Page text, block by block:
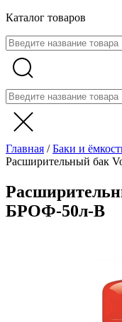
Каталог товаров
Главная /Баки и
Расширительный бак
БРОФ-50л-В